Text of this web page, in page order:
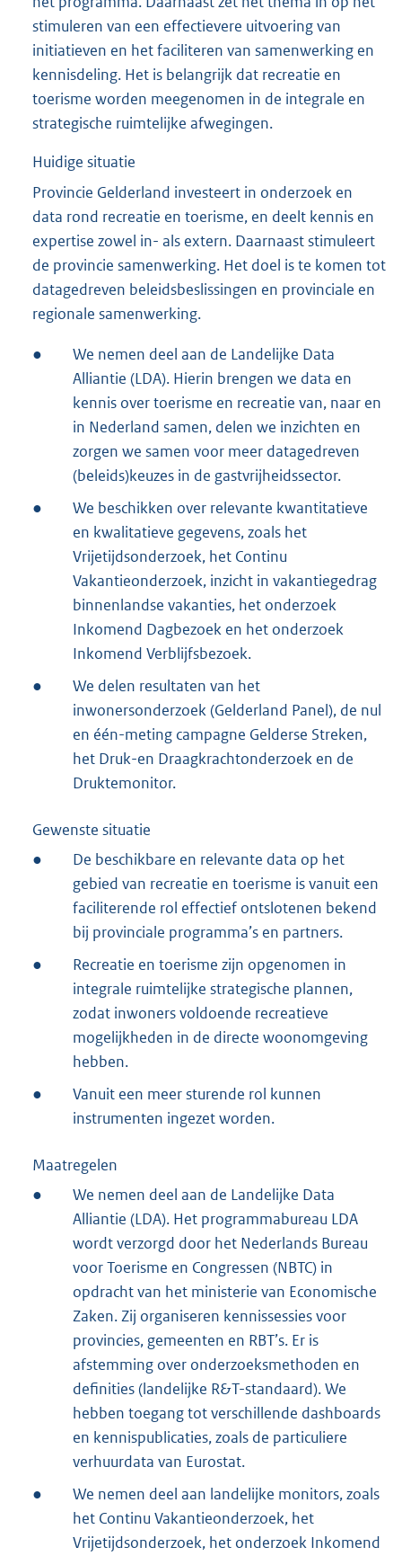
stimuleren van een effectievere uitvoering van
initiatieven en het faciliteren van samenwerking en
kennisdeling. Het is belangrijk dat recreatie en
toerisme worden meegenomen in de integrale en
strategische ruimtelijke afwegingen.
Huidige situatie
Provincie Gelderland investeert in onderzoek en
data rond recreatie en toerisme, en deelt kennis en
expertise zowel in- als extern. Daarnaast stimuleert
de provincie samenwerking. Het doel is te komen tot
datagedreven beleidsbeslissingen en provinciale en
regionale samenwerking.
●
We nemen deel aan de Landelijke Data
Alliantie (LDA). Hierin brengen we data en
kennis over toerisme en recreatie van, naar en
in Nederland samen, delen we inzichten en
zorgen we samen voor meer datagedreven
(beleids)keuzes in de gastvrijheidssector.
●
We beschikken over relevante kwantitatieve
en kwalitatieve gegevens, zoals het
Vrijetijdsonderzoek, het Continu
Vakantieonderzoek, inzicht in vakantiegedrag
binnenlandse vakanties, het onderzoek
Inkomend Dagbezoek en het onderzoek
Inkomend Verblijfsbezoek.
●
We delen resultaten van het
inwonersonderzoek (Gelderland Panel), de nul
en één-meting campagne Gelderse Streken,
het Druk-en Draagkrachtonderzoek en de
Druktemonitor.
Gewenste situatie
●
De beschikbare en relevante data op het
gebied van recreatie en toerisme is vanuit een
faciliterende rol effectief ontslotenen bekend
bij provinciale programma’s en partners.
●
Recreatie en toerisme zijn opgenomen in
integrale ruimtelijke strategische plannen,
zodat inwoners voldoende recreatieve
mogelijkheden in de directe woonomgeving
hebben.
●
Vanuit een meer sturende rol kunnen
instrumenten ingezet worden.
Maatregelen
●
We nemen deel aan de Landelijke Data
Alliantie (LDA). Het programmabureau LDA
wordt verzorgd door het Nederlands Bureau
voor Toerisme en Congressen (NBTC) in
opdracht van het ministerie van Economische
Zaken. Zij organiseren kennissessies voor
provincies, gemeenten en RBT’s. Er is
afstemming over onderzoeksmethoden en
definities (landelijke R&T-standaard). We
hebben toegang tot verschillende dashboards
en kennispublicaties, zoals de particuliere
verhuurdata van Eurostat.
●
We nemen deel aan landelijke monitors, zoals
het Continu Vakantieonderzoek, het
Vrijetijdsonderzoek, het onderzoek Inkomend